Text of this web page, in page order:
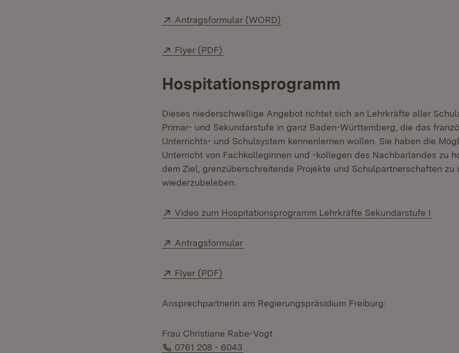
Extern:
Antragsformular (WORD)
Extern:
Flyer (PDF)
Hospitationsprogramm
Dieses niederschwellige Angebot richtet sich an Lehrkräfte aller
Primar- und Sekundarstufe in ganz Baden-Württemberg, die das
Unterrichts- und Schulsystem kennenlernen wollen. Sie haben die
Unterricht von Fachkolleginnen und -kollegen des Nachbarlandes zu
dem Ziel, grenzüberschreitende Projekte und Schulpartnerschaften zu
wiederzubeleben.
Extern:
Video zum Hospitationsprogramm Lehrkräfte Sekundarstufe I
Extern:
Antragsformular
Extern:
Flyer (PDF)
Ansprechpartnerin am Regierungspräsidium Freiburg:
Frau Christiane Rabe-Vogt
Telefon:
0761 208 - 6043